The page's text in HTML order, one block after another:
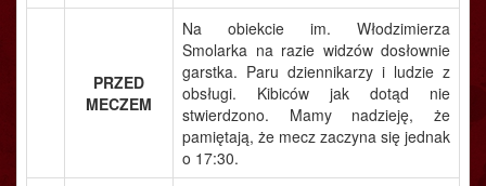
PRZED
MECZEM
Na obiekcie im. Włodzimierza
Smolarka na razie widzów dosłownie
garstka. Paru dziennikarzy i ludzie z
obsługi. Kibiców jak dotąd nie
stwierdzono. Mamy nadzieję, że
pamiętają, że mecz zaczyna się jednak
o 17:30.